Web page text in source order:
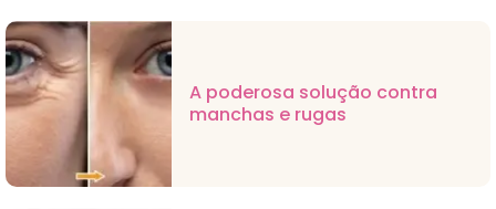
A poderosa solução contra
manchas e rugas